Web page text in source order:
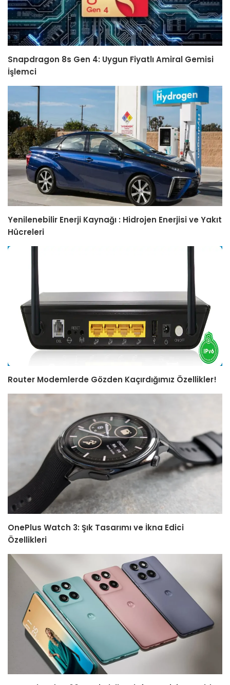
Snapdragon 8s Gen 4: Uygun Fiyatlı Amiral Gemisi
İşlemci
Yenilenebilir Enerji Kaynağı : Hidrojen Enerjisi ve Yakıt
Hücreleri
Router Modemlerde Gözden Kaçırdığımız Özellikler!
OnePlus Watch 3: Şık Tasarımı ve İkna Edici
Özellikleri